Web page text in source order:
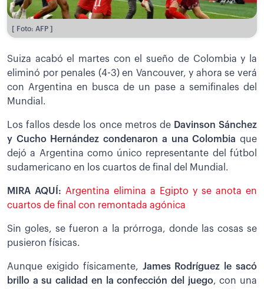
[ Foto: AFP ]
Suiza acabó el martes con el sueño de Colombia y la
eliminó por penales (4-3) en Vancouver, y ahora se verá
con Argentina en busca de un pase a semifinales del
Mundial.
Los fallos desde los once metros deDavinson Sánchez
y Cucho Hernández condenaron a una Colombia que
dejó a Argentina como único representante del fútbol
sudamericano en los cuartos de final del Mundial.
MIRA AQUÍ: Argentina elimina a Egipto y se anota en
cuartos de final con remontada agónica
Sin goles, se fueron a la prórroga, donde las cosas se
pusieron físicas.
Aunque exigido físicamente, James Rodríguez le sacó
brillo a su calidad en la confección del juego, con una